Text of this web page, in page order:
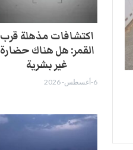
اكتشافات مذهلة قرب
القمر: هل هناك حضارة
غير بشرية
6-أغسطس- 2026